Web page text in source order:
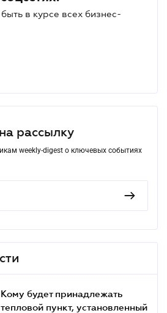
в курсе всех бизнес-
рассылку
weekly-digest о ключевых событиях
Кому будет принадлежать
тепловой пункт, установленный